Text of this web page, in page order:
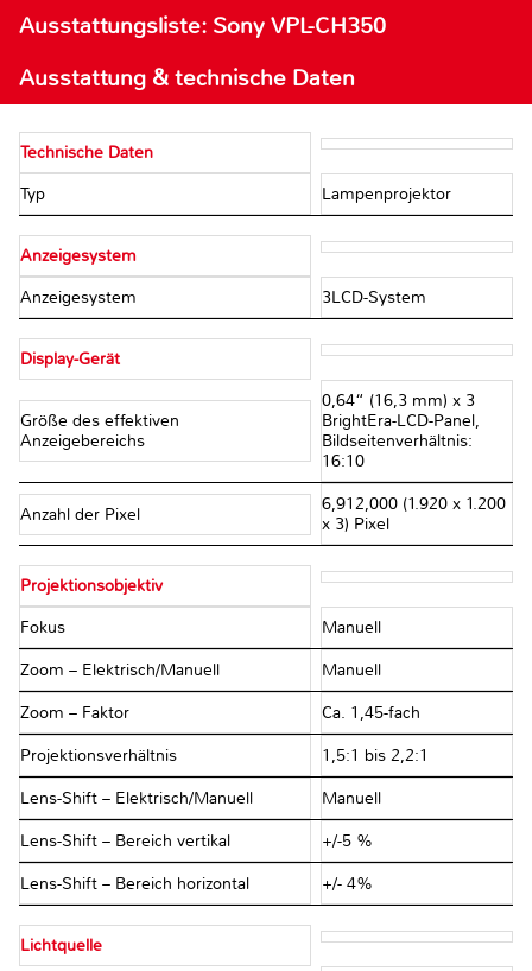
Ausstattungsliste: Sony VPL-CH350
Ausstattung & technische Daten
Technische Daten
Typ Lampenprojektor
Anzeigesystem
Anzeigesystem 3LCD-System
Display-Gerät
Größe des effektiven
Anzeigebereichs
0,64“ (16,3 mm) x 3
BrightEra-LCD-Panel,
Bildseitenverhältnis:
16:10
Anzahl der Pixel
6,912,000 (1.920 x 1.200
x 3) Pixel
Projektionsobjektiv
Fokus Manuell
Zoom – Elektrisch/Manuell Manuell
Zoom – Faktor Ca. 1,45-fach
Projektionsverhältnis 1,5:1 bis 2,2:1
Lens-Shift – Elektrisch/Manuell Manuell
Lens-Shift – Bereich vertikal +/-5 %
Lens-Shift – Bereich horizontal +/- 4%
Lichtquelle